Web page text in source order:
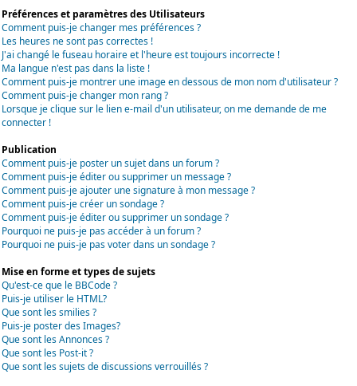
Préférences et paramètres des Utilisateurs
Comment puis-je changer mes préférences ?
Les heures ne sont pas correctes !
J'ai changé le fuseau horaire et l'heure est toujours incorrecte !
Ma langue n'est pas dans la liste !
Comment puis-je montrer une image en dessous de mon nom d'utilisateur ?
Comment puis-je changer mon rang ?
Lorsque je clique sur le lien e-mail d'un utilisateur, on me demande de me
connecter !
Publication
Comment puis-je poster un sujet dans un forum ?
Comment puis-je éditer ou supprimer un message ?
Comment puis-je ajouter une signature à mon message ?
Comment puis-je créer un sondage ?
Comment puis-je éditer ou supprimer un sondage ?
Pourquoi ne puis-je pas accéder à un forum ?
Pourquoi ne puis-je pas voter dans un sondage ?
Mise en forme et types de sujets
Qu'est-ce que le BBCode ?
Puis-je utiliser le HTML?
Que sont les smilies ?
Puis-je poster des Images?
Que sont les Annonces ?
Que sont les Post-it ?
Que sont les sujets de discussions verrouillés ?